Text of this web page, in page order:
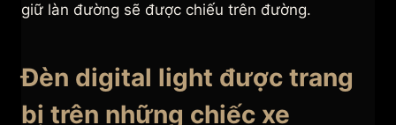
giữ làn đường sẽ được chiếu trên đường.
Đèn digital light được trang
bị trên những chiếc xe